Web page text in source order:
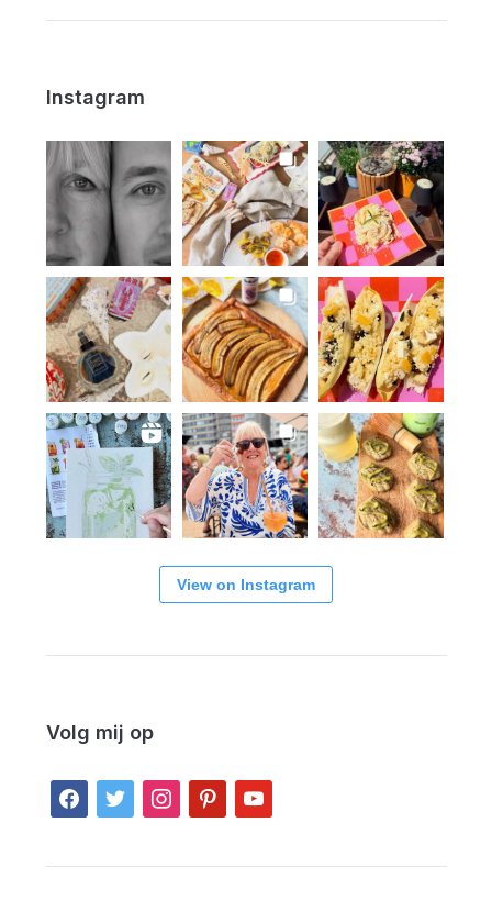
Instagram
View on Instagram
Volg mij op
facebook
twitter instagrampinterestyoutube